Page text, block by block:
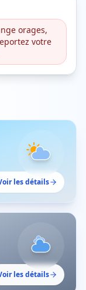
orages,
votre
les détails
les détails